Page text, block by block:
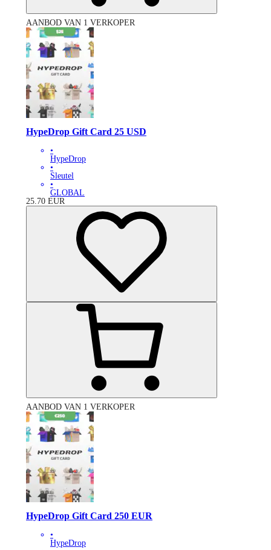
AANBOD VAN 1 VERKOPER
HypeDrop Gift Card 25 USD
•
HypeDrop
•
Sleutel
•
GLOBAL
25.70 EUR
AANBOD VAN 1 VERKOPER
HypeDrop Gift Card 250 EUR
•
HypeDrop